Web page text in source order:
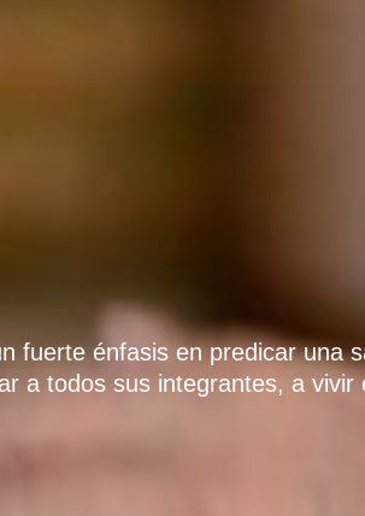
fuerte énfasis en predicar una
a todos sus integrantes, a vivir